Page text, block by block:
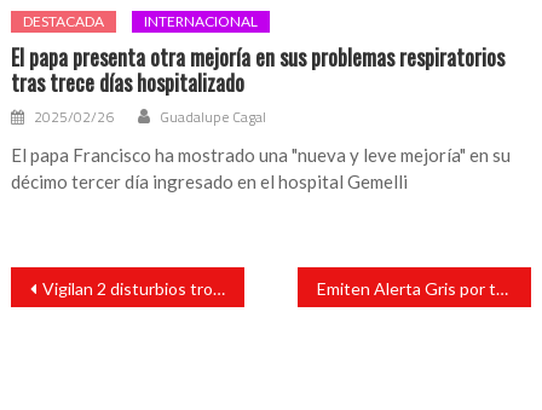
DESTACADA INTERNACIONAL
El papa presenta otra mejoría en sus problemas respiratorios
tras trece días hospitalizado
2025/02/26 Guadalupe Cagal
El papa Francisco ha mostrado una "nueva y leve mejoría" en su
décimo tercer día ingresado en el hospital Gemelli
Navegación
entradas
Vigilan 2 disturbios tropicales; uno en el Golfo de México y otro en el Pacífico Emiten Alerta Gris por temporal lluvioso en Veracruz